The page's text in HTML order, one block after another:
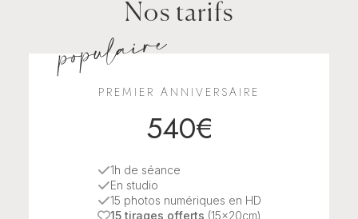
Nos tarifs
PREMIER ANNIVERSAIRE
540€
1h de séance
En studio
15 photos numériques en HD
15 tirages offerts (15x20cm)
populaire